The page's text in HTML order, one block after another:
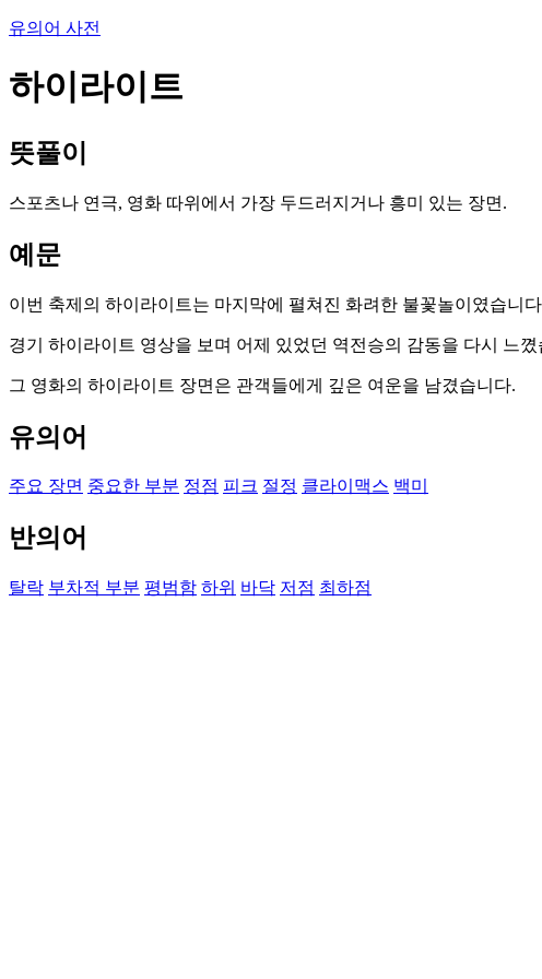
유의어 사전
하이라이트
뜻풀이
스포츠나 연극, 영화 따위에서 가장 두드러지거나 흥미 있는 장면.
예문
이번 축제의 하이라이트는 마지막에 펼쳐진 화려한 불꽃놀이였습니
경기 하이라이트 영상을 보며 어제 있었던 역전승의 감동을 다시 느꼈
그 영화의 하이라이트 장면은 관객들에게 깊은 여운을 남겼습니다.
유의어
주요 장면 중요한 부분 정점 피크 절정 클라이맥스 백미
반의어
탈락 부차적 부분 평범함 하위 바닥 저점 최하점